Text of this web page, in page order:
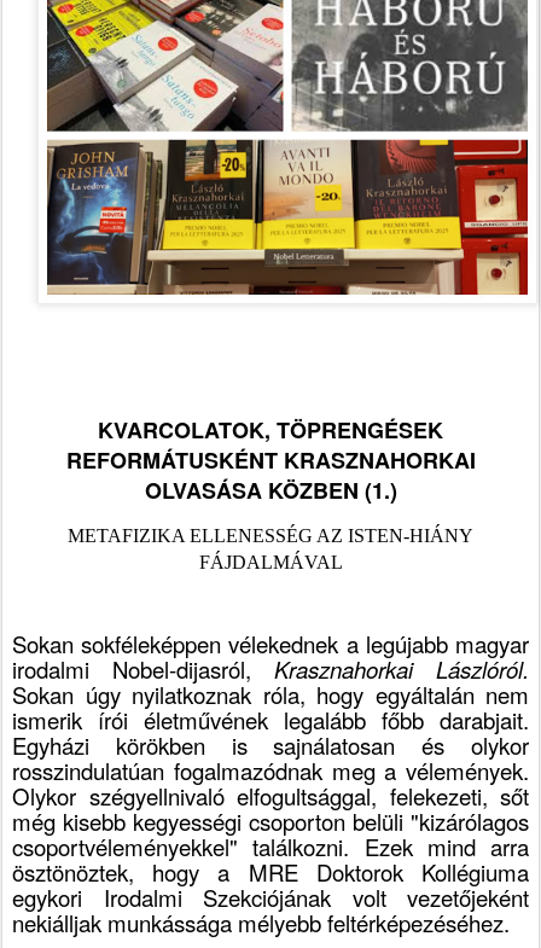
KVARCOLATOK, TÖPRENGÉSEK
REFORMÁTUSKÉNT KRASZNAHORKAI
OLVASÁSA KÖZBEN (1.)
METAFIZIKA ELLENESSÉG AZ ISTEN-HIÁNY
FÁJDALMÁVAL
Sokan sokféleképpen vélekednek a legújabb magyar
irodalmi Nobel-dijasról, Krasznahorkai Lászlóról.
Sokan úgy nyilatkoznak róla, hogy egyáltalán nem
ismerik írói életművének legalább főbb darabjait.
Egyházi körökben is sajnálatosan és olykor
rosszindulatúan fogalmazódnak meg a vélemények.
Olykor szégyellnivaló elfogultsággal, felekezeti, sőt
még kisebb kegyességi csoporton belüli "kizárólagos
csoportvéleményekkel" találkozni. Ezek mind arra
ösztönöztek, hogy a MRE Doktorok Kollégiuma
egykori Irodalmi Szekciójának volt vezetőjeként
nekiálljak munkássága mélyebb feltérképezéséhez.